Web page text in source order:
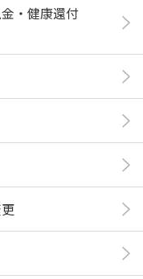
・健康還付